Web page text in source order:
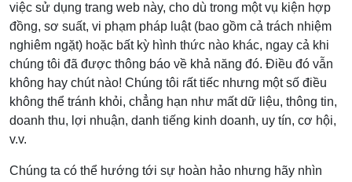
việc sử dụng trang web này, cho dù trong một vụ kiện hợp
đồng, sơ suất, vi phạm pháp luật (bao gồm cả trách nhiệm
nghiêm ngặt) hoặc bất kỳ hình thức nào khác, ngay cả khi
chúng tôi đã được thông báo về khả năng đó. Điều đó vẫn
không hay chút nào! Chúng tôi rất tiếc nhưng một số điều
không thể tránh khỏi, chẳng hạn như mất dữ liệu, thông tin,
doanh thu, lợi nhuận, danh tiếng kinh doanh, uy tín, cơ hội,
v.v.
Chúng ta có thể hướng tới sự hoàn hảo nhưng hãy nhìn